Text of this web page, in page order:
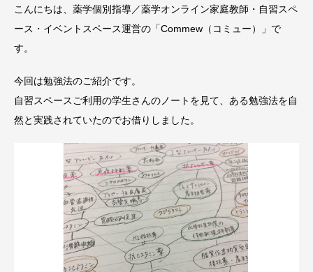
こんにちは、薬学個別指導／薬学オンライン家庭教師・自習スペ
ース・イベントスペース運営の「Commew（コミュー）」で
す。
今回は勉強法のご紹介です。
自習スペースご利用の学生さんのノートを見て、ある勉強法を自
然と実践されていたのでお借りしました。